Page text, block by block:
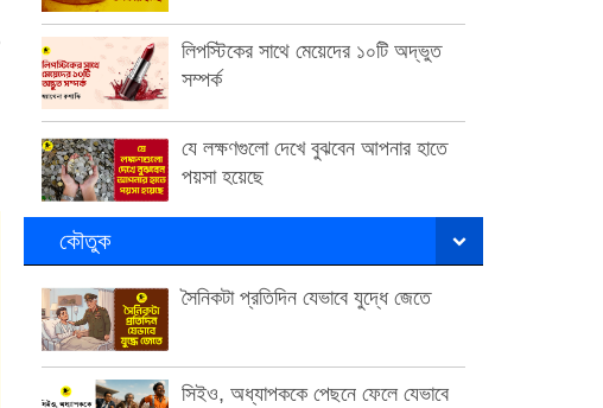
লিপস্টিকের সাথে মেয়েদের ১০টি অদ্ভুত
সম্পর্ক
যে লক্ষণগুলো দেখে বুঝবেন আপনার হাতে
পয়সা হয়েছে
কৌতুক
সৈনিকটা প্রতিদিন যেভাবে যুদ্ধে জেতে
সিইও, অধ্যাপককে পেছনে ফেলে যেভাবে